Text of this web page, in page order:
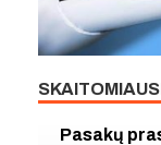
Pasakų